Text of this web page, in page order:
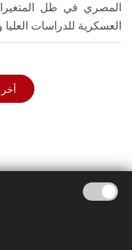
المصري في ظل
العسكرية للدراسات العليا